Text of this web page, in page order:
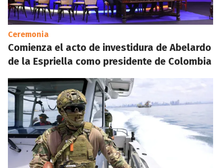
Ceremonia
Comienza el acto de investidura de Abelardo
de la Espriella como presidente de Colombia